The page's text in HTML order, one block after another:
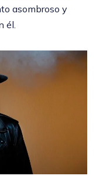
asombroso y
él.